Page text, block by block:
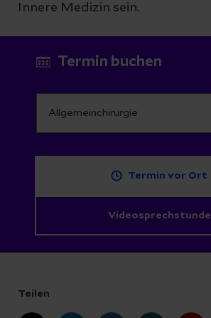
Innere Medizin sein.
Termin buchen
Termin vor Ort
Videosprechstunde
Teilen